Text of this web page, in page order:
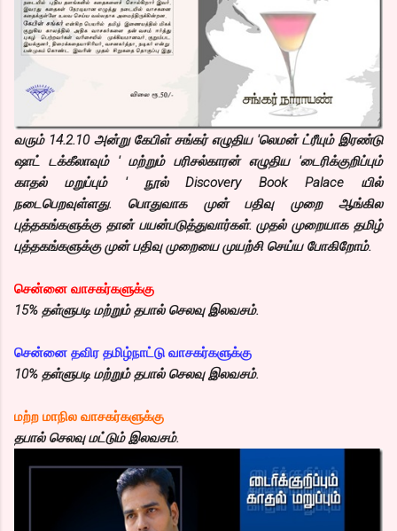
வரும் 14.2.10 அன்று கேபிள் சங்கர் எழுதிய 'லெமன் ட்ரீயும் இரண்டு
ஷாட் டக்கீலாவும் ' மற்றும் பரிசல்காரன் எழுதிய 'டைரிக்குறிப்பும்
காதல் மறுப்பும் ' நூல் Discovery Book Palace யில்
நடைபெறவுள்ளது. பொதுவாக முன் பதிவு முறை ஆங்கில
புத்தகங்களுக்கு தான் பயன்படுத்துவார்கள். முதல் முறையாக தமிழ்
புத்தகங்களுக்கு முன் பதிவு முறையை முயற்சி செய்ய போகிறோம்.
சென்னை வாசகர்களுக்கு
15% தள்ளுபடி மற்றும் தபால் செலவு இலவசம்.
சென்னை தவிர தமிழ்நாட்டு வாசகர்களுக்கு
10% தள்ளுபடி மற்றும் தபால் செலவு இலவசம்.
மற்ற மாநில வாசகர்களுக்கு
தபால் செலவு மட்டும் இலவசம்.